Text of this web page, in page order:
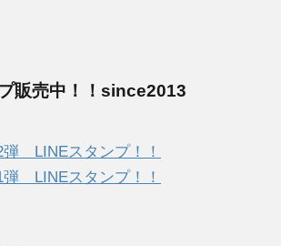
販売中！！since2013
弾 LINEスタンプ！！
弾 LINEスタンプ！！